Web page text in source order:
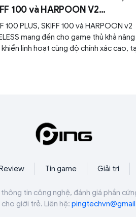
100 và HARPOON V2
Bộ gear đa năng cho cả
game lẫn làm việc
100 PLUS, SKIFF 100 và HARPOON v2
mang đến cho game thủ khả năng
khiển linh hoạt cùng độ chính xác cao,
Review Tin game Giải trí
tin công nghệ, đánh giá phần
giới trẻ. Liên hệ: